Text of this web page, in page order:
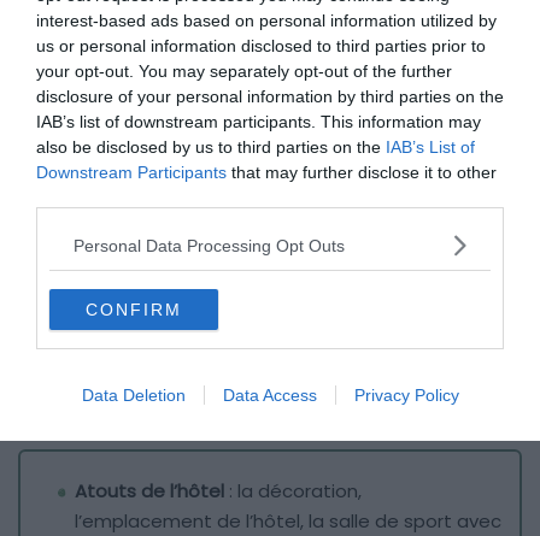
interest-based ads based on personal information utilized by
us or personal information disclosed to third parties prior to
your opt-out. You may separately opt-out of the further
disclosure of your personal information by third parties on the
IAB’s list of downstream participants. This information may
also be disclosed by us to third parties on the IAB’s List of
Downstream Participants that may further disclose it to other
Personal Data Processing Opt Outs
CONFIRM
Data Deletion Data Access Privacy Policy
Crédit photo :
Atouts de l’hôtel : la décoration,
l’emplacement de l’hôtel, la salle de sport avec